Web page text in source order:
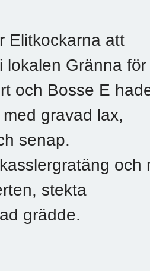
Elitkockarna att
lokalen Gränna för
och Bosse E
gravad lax,
senap.
och
stekta
grädde.